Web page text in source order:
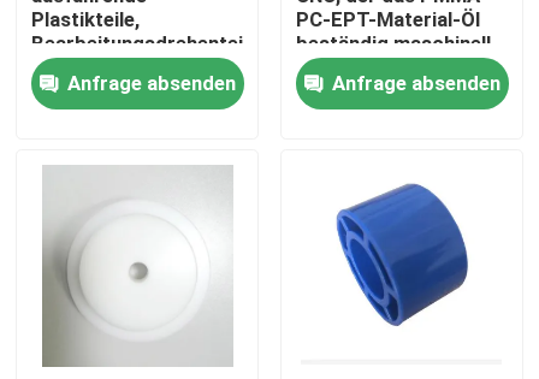
Produkte
VR Show
Plastikteile,
Bearbeitungsdrehenteile
ABS -CNC
Anfrage absenden
PC-EPT-Material-Öl
beständig maschinell
bearbeitet
Anfrage absenden